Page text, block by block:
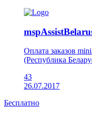
Оплата заказов
(Республика
43
26.07.2017
Бесплатно